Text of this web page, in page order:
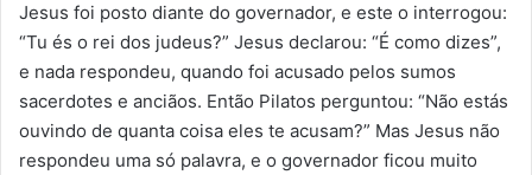
Jesus foi posto diante do governador, e este o interrogou:
“Tu és o rei dos judeus?” Jesus declarou: “É como dizes”,
e nada respondeu, quando foi acusado pelos sumos
sacerdotes e anciãos. Então Pilatos perguntou: “Não estás
ouvindo de quanta coisa eles te acusam?” Mas Jesus não
respondeu uma só palavra, e o governador ficou muito